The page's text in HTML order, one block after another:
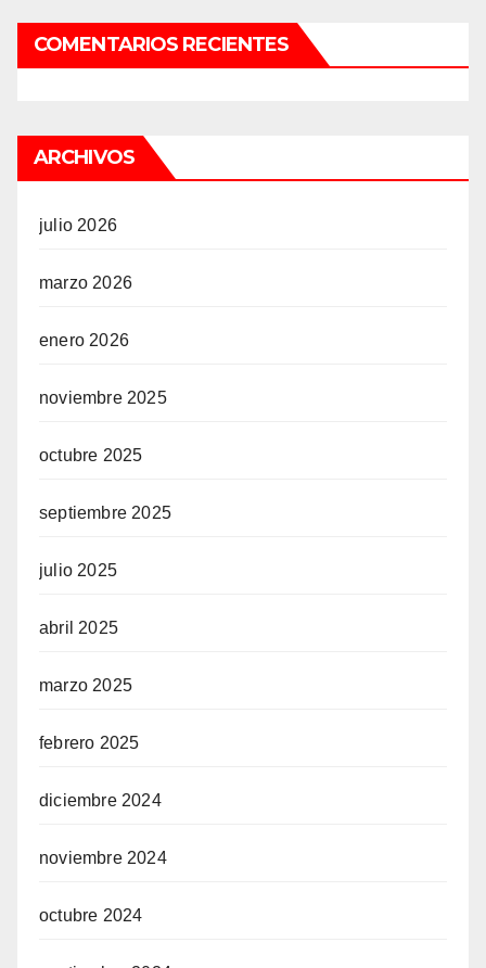
COMENTARIOS RECIENTES
ARCHIVOS
julio 2026
marzo 2026
enero 2026
noviembre 2025
octubre 2025
septiembre 2025
julio 2025
abril 2025
marzo 2025
febrero 2025
diciembre 2024
noviembre 2024
octubre 2024